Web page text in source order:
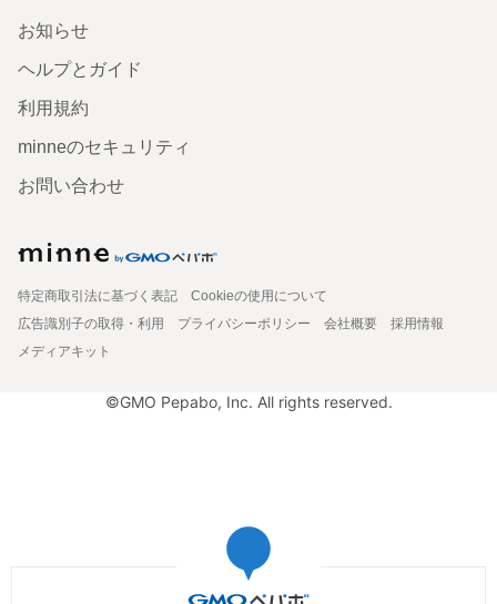
お知らせ
ヘルプとガイド
利用規約
minneのセキュリティ
お問い合わせ
特定商取引法に基づく表記
Cookieの使用について
広告識別子の取得・利用
プライバシーポリシー 会社概要
採用情報
メディアキット
©GMO Pepabo, Inc. All rights reserved.